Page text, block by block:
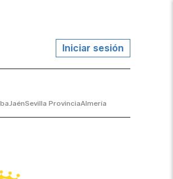
Iniciar sesión
JaénSevilla ProvinciaAlmería